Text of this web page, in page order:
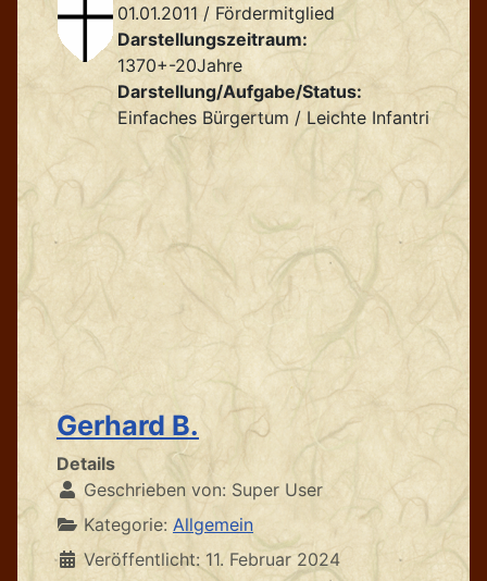
01.01.2011 / Fördermitglied
Darstellungszeitraum:
1370+-20Jahre
Darstellung/Aufgabe/Status:
Einfaches Bürgertum / Leichte Infantrie
Gerhard B.
Details
Geschrieben von: Super User
Kategorie: Allgemein
Veröffentlicht: 11. Februar 2024